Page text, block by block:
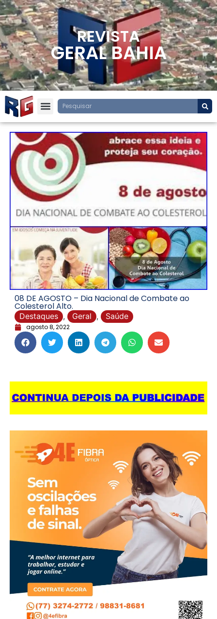
REVISTA
GERAL BAHIA
08 DE AGOSTO – Dia Nacional de Combate ao
Colesterol Alto.
Destaques , Geral , Saúde
agosto 8, 2022